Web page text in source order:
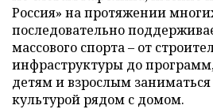
Россия» на протяжении
последовательно
массового спорта – от
инфраструктуры до
детям и взрослым
культурой рядом с домом.